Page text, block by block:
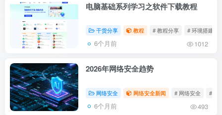
电脑基础系列学习之软件下载教程
干货分享 教程 # 教程分享 # 环境搭建
6个月前 1012
2026年网络安全趋势
网络安全 网络安全新闻 # 网络安全 # 渗
6个月前 493